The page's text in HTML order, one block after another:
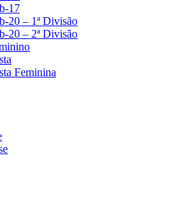
17
20 – 1ª Divisão
20 – 2ª Divisão
Feminina